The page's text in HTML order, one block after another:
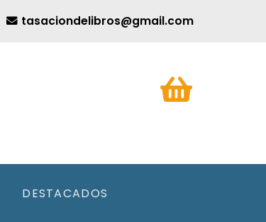
tasaciondelibros@gmail.com
DESTACADOS